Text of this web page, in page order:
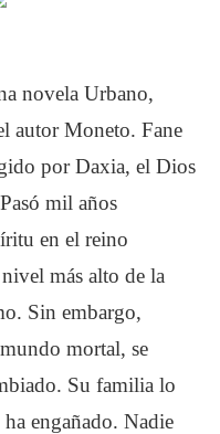
novelaUrbano,
autor Moneto. Fane
por Daxia, el Dios
mil años
en el reino
más alto de la
Sin embargo,
mortal, se
Su familia lo
engañado. Nadie